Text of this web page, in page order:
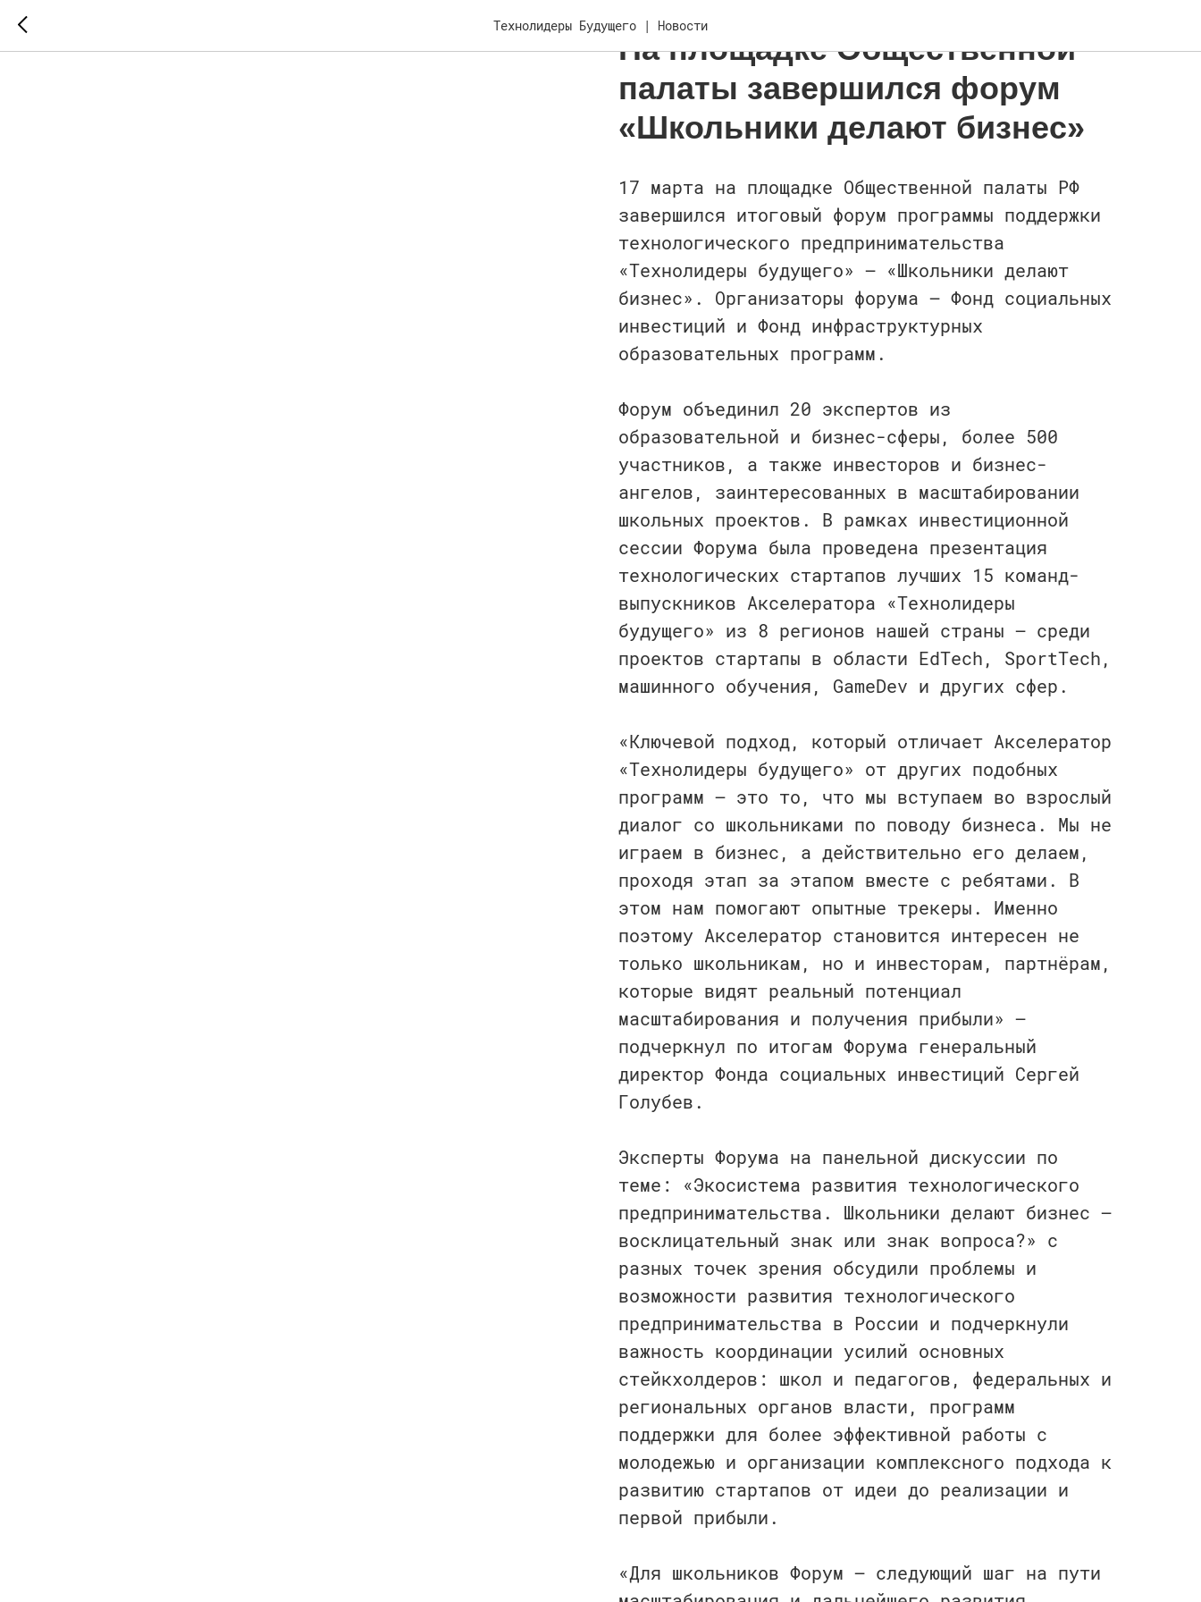
Технолидеры Будущего | Новости
На площадке Общественной
палаты завершился форум
«Школьники делают бизнес»
17 марта на площадке Общественной палаты РФ
завершился итоговый форум программы поддержки
технологического предпринимательства
«Технолидеры будущего» — «Школьники делают
бизнес». Организаторы форума — Фонд социальных
инвестиций и Фонд инфраструктурных
образовательных программ.
Форум объединил 20 экспертов из
образовательной и бизнес-сферы, более 500
участников, а также инвесторов и бизнес-
ангелов, заинтересованных в масштабировании
школьных проектов. В рамках инвестиционной
сессии Форума была проведена презентация
технологических стартапов лучших 15 команд-
выпускников Акселератора «Технолидеры
будущего» из 8 регионов нашей страны — среди
проектов стартапы в области EdTech, SportTech,
машинного обучения, GameDev и других сфер.
«Ключевой подход, который отличает Акселератор
«Технолидеры будущего» от других подобных
программ – это то, что мы вступаем во взрослый
диалог со школьниками по поводу бизнеса. Мы не
играем в бизнес, а действительно его делаем,
проходя этап за этапом вместе с ребятами. В
этом нам помогают опытные трекеры. Именно
поэтому Акселератор становится интересен не
только школьникам, но и инвесторам, партнёрам,
которые видят реальный потенциал
масштабирования и получения прибыли» —
подчеркнул по итогам Форума генеральный
директор Фонда социальных инвестиций Сергей
Голубев.
Эксперты Форума на панельной дискуссии по
теме: «Экосистема развития технологического
предпринимательства. Школьники делают бизнес —
восклицательный знак или знак вопроса?» с
разных точек зрения обсудили проблемы и
возможности развития технологического
предпринимательства в России и подчеркнули
важность координации усилий основных
стейкхолдеров: школ и педагогов, федеральных и
региональных органов власти, программ
поддержки для более эффективной работы с
молодежью и организации комплексного подхода к
развитию стартапов от идеи до реализации и
первой прибыли.
«Для школьников Форум — следующий шаг на пути